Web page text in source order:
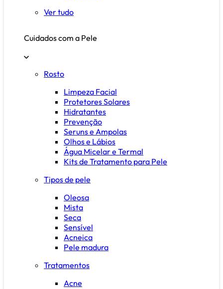
Ver tudo
Cuidados com a Pele
Rosto
Limpeza Facial
Protetores Solares
Hidratantes
Prevenção
Seruns e Ampolas
Olhos e Lábios
Água Micelar e Termal
Kits de Tratamento para Pele
Tipos de pele
Oleosa
Mista
Seca
Sensível
Acneica
Pele madura
Tratamentos
Acne